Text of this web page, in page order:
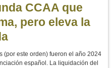
CCAA que
pero eleva la
(por este orden) fueron el año 2024
español. La liquidación del